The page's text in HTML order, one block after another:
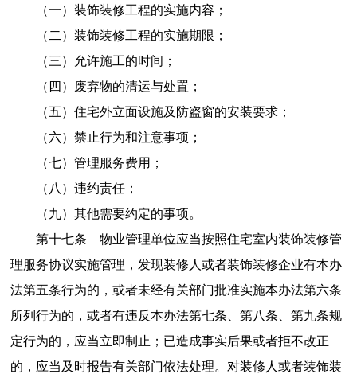
（一）装饰装修工程的实施内容；
（二）装饰装修工程的实施期限；
（三）允许施工的时间；
（四）废弃物的清运与处置；
（五）住宅外立面设施及防盗窗的安装要求；
（六）禁止行为和注意事项；
（七）管理服务费用；
（八）违约责任；
（九）其他需要约定的事项。
第十七条 物业管理单位应当按照住宅室内装饰装修管
理服务协议实施管理，发现装修人或者装饰装修企业有本办
法第五条行为的，或者未经有关部门批准实施本办法第六条
所列行为的，或者有违反本办法第七条、第八条、第九条规
定行为的，应当立即制止；已造成事实后果或者拒不改正
的，应当及时报告有关部门依法处理。对装修人或者装饰装